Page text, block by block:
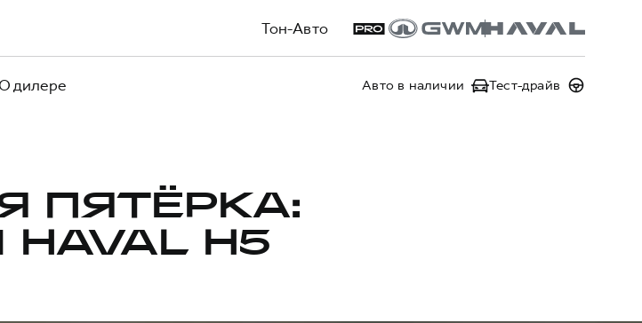
Тон-Авто
О дилере Авто в наличии Тест-драйв
ПЯТЁРКА:
H5